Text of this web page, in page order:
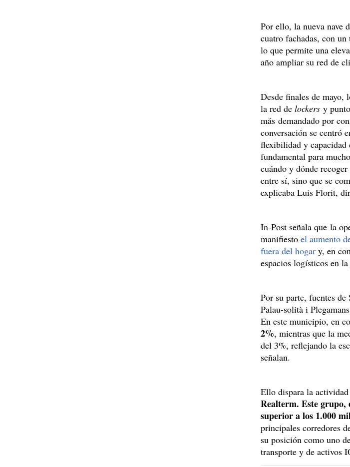
Por ello, la nueva nave
cuatro fachadas, con
lo que permite una
año ampliar su red de
Desde finales de mayo,
la red de lockers y
más demandado por
conversación se centró
flexibilidad y capacidad
fundamental para
cuándo y dónde
entre sí, sino que se
explicaba Luis Florit,
In-Post señala que la
manifiesto el aumento
fuera del hogar y, en
espacios logísticos en
Por su parte, fuentes
Palau-solità i
En este municipio, en
2%, mientras que la
del 3%, reflejando la
señalan.
Ello dispara la
Realterm. Este grupo,
superior a los 1.000
principales corredores
su posición como uno
transporte y de activos